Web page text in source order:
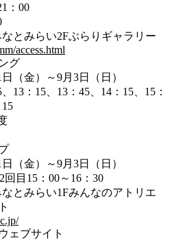
：00
とみらい2Fぶらりギャラリー
access.html
グ
（金）～9月3日（日）
13：15、13：45、14：15、15：
（金）～9月3日（日）
目15：00～16：30
とみらい1Fみんなのアトリエ
ェブサイト